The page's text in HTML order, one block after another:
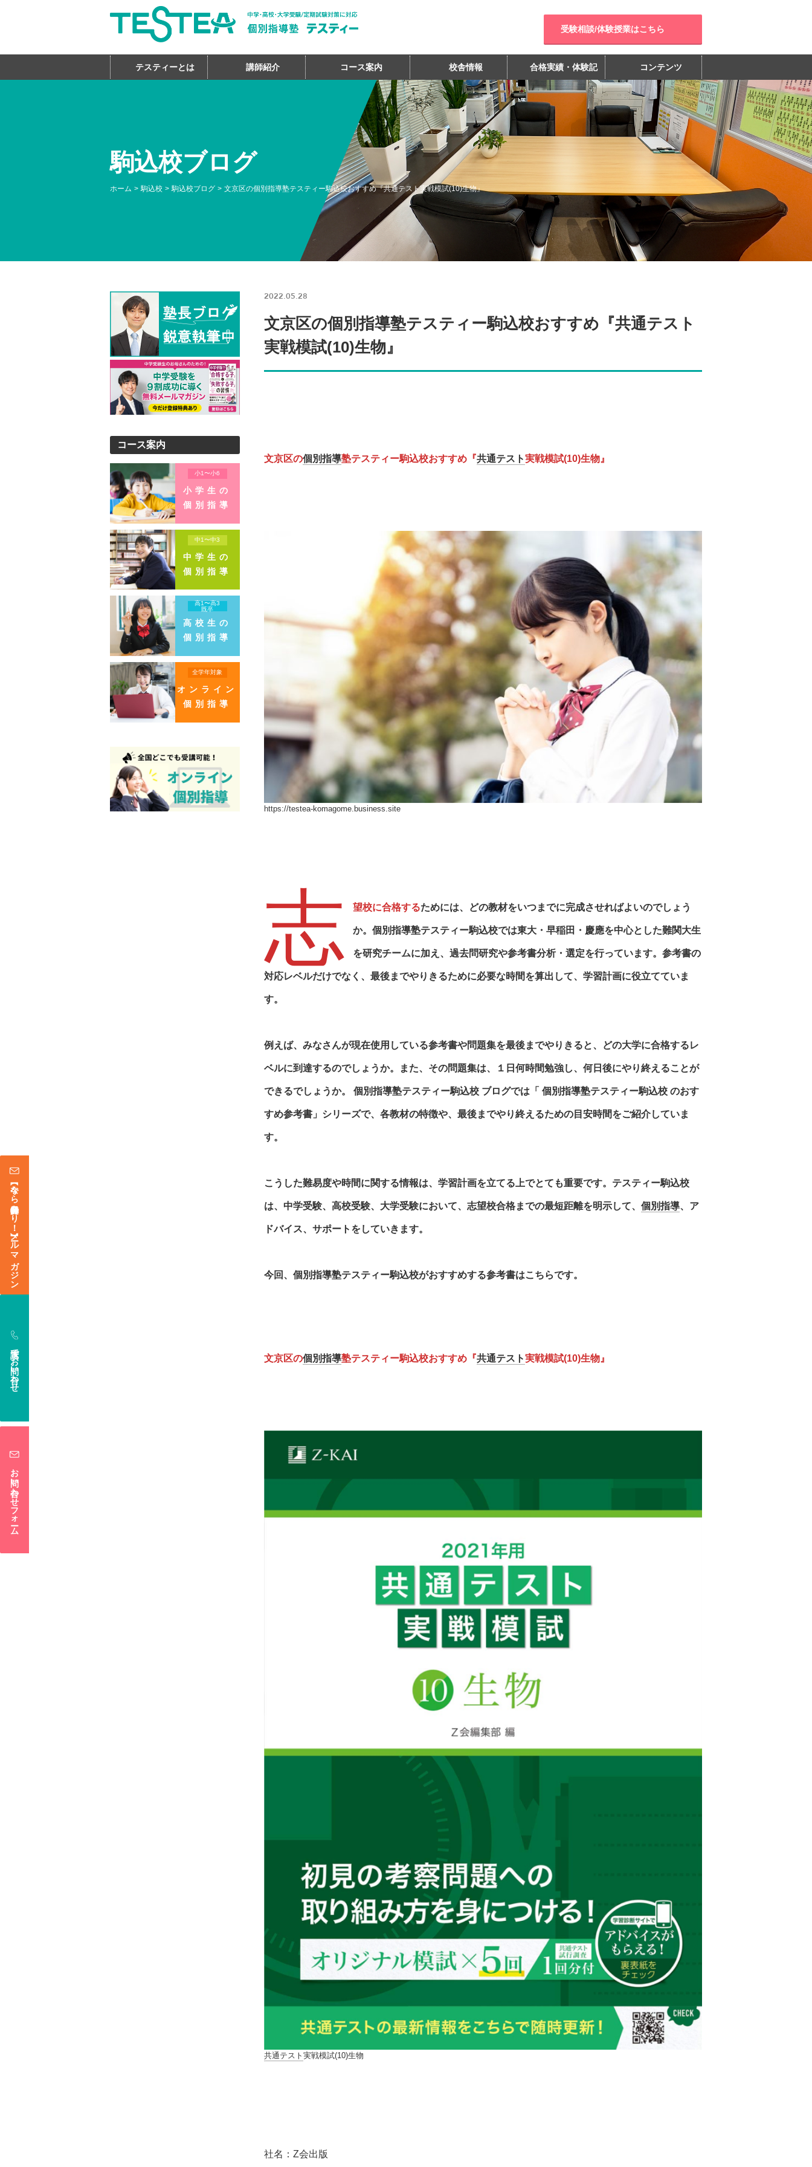
受験相談/体験授業はこちら
テスティーとは 講師紹介 コース案内 校舎情報 合格実績・体験記 コンテンツ
駒込校ブログ
ホーム 駒込校 駒込校ブログ 文京区の個別指導塾テスティー駒込校おすすめ『共通テスト実戦模試(10)生物』
コース案内
小1〜小6
小学生の
個別指導
中1〜中3
中学生の
個別指導
高1〜高3
既卒
高校生の
個別指導
全学年対象
オンライン
個別指導
2022.05.28
文京区の個別指導塾テスティー駒込校おすすめ『共通テスト
実戦模試(10)生物』
文京区の個別指導塾テスティー駒込校おすすめ『共通テスト実戦模試(10)生物』
https://testea-komagome.business.site
志 望校に合格するためには、どの教材をいつまでに完成させればよいのでしょう
か。個別指導塾テスティー駒込校では東大・早稲田・慶應を中心とした難関大生
を研究チームに加え、過去問研究や参考書分析・選定を行っています。参考書の
対応レベルだけでなく、最後までやりきるために必要な時間を算出して、学習計画に役立てていま
す。
例えば、みなさんが現在使用している参考書や問題集を最後までやりきると、どの大学に合格するレ
ベルに到達するのでしょうか。また、その問題集は、１日何時間勉強し、何日後にやり終えることが
できるでしょうか。 個別指導塾テスティー駒込校 ブログでは「 個別指導塾テスティー駒込校 のおす
すめ参考書」シリーズで、各教材の特徴や、最後までやり終えるための目安時間をご紹介していま
す。
こうした難易度や時間に関する情報は、学習計画を立てる上でとても重要です。テスティー駒込校
は、中学受験、高校受験、大学受験において、志望校合格までの最短距離を明示して、 個別指導、ア
ドバイス、サポートをしていきます。
今回、 個別指導塾テスティー駒込校がおすすめする参考書はこちらです。
文京区の個別指導塾テスティー駒込校おすすめ『共通テスト実戦模試(10)生物』
共通テスト 実戦模試(10)生物
社名：Z会出版
【今なら登録特典あり！】メールマガジン
電話でお問い合わせ
お問い合わせフォーム